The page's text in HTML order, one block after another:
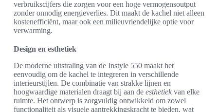
verbruikscijfers die zorgen voor een hoge vermogensoutput
zonder onnodig energieverlies. Dit maakt de kachel niet alleen
kostenefficiënt, maar ook een milieuvriendelijke optie voor
verwarming.
Design en esthetiek
De moderne uitstraling van de Instyle 550 maakt het
eenvoudig om de kachel te integreren in verschillende
interieurstijlen. De combinatie van strakke lijnen en
hoogwaardige materialen draagt bij aan de esthetiek van elke
ruimte. Het ontwerp is zorgvuldig ontwikkeld om zowel
functionaliteit als visuele aantrekkingskracht te bieden, wat